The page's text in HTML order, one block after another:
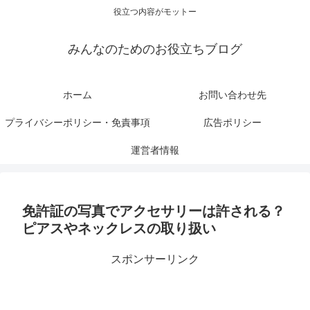
役立つ内容がモットー
みんなのためのお役立ちブログ
ホーム お問い合わせ先
プライバシーポリシー・免責事項 広告ポリシー
運営者情報
免許証の写真でアクセサリーは許される？
ピアスやネックレスの取り扱い
スポンサーリンク